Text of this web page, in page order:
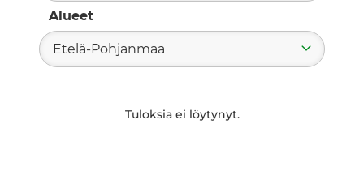
Alueet
Etelä-Pohjanmaa
Tuloksia ei löytynyt.